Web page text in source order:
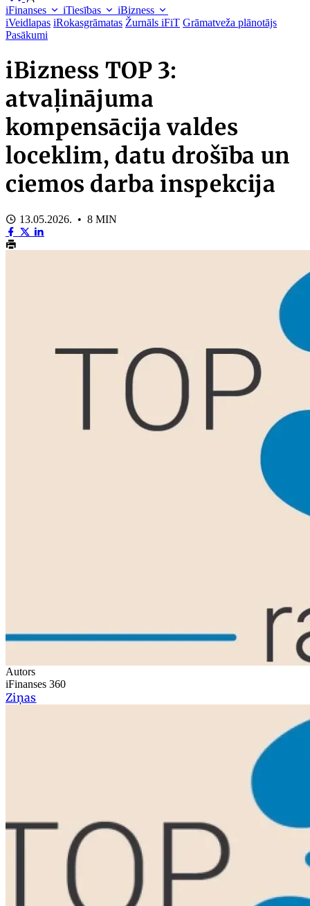
iFinanses iTiesības
iBizness
iVeidlapas iRokasgrāmatas Žurnāls iFiT Grāmatveža plānotājs
Pasākumi
iBizness TOP 3:
atvaļinājuma
kompensācija valdes
loceklim, datu drošība un
ciemos darba inspekcija
13.05.2026. • 8 MIN
Autors
iFinanses 360
Ziņas